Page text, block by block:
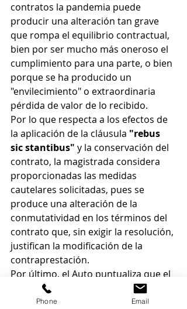
contratos la pandemia puede
producir una alteración tan grave
que rompa el equilibrio contractual,
bien por ser mucho más oneroso el
cumplimiento para una parte, o bien
porque se ha producido un
"envilecimiento" o extraordinaria
pérdida de valor de lo recibido.
Por lo que respecta a los efectos de
la aplicación de la cláusula "rebus
sic stantibus" y la conservación del
contrato, la magistrada considera
proporcionadas las medidas
cautelares solicitadas, pues se
produce una alteración de la
conmutatividad en los términos del
contrato que, sin exigir la resolución,
justifican la modificación de la
contraprestación.
Por último, el Auto puntualiza que el
cierre como consecuencia de una
pandemia cae fuera del ámbito de
Phone Email